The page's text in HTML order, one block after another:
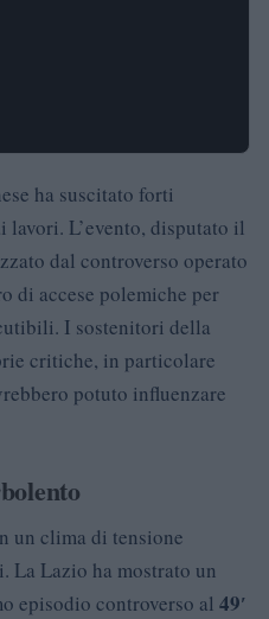
ha suscitato forti
L’evento, disputato il
dal controverso operato
di accese polemiche per
I sostenitori della
critiche, in particolare
potuto influenzare
un clima di tensione
La Lazio ha mostrato un
episodio controverso al 49′